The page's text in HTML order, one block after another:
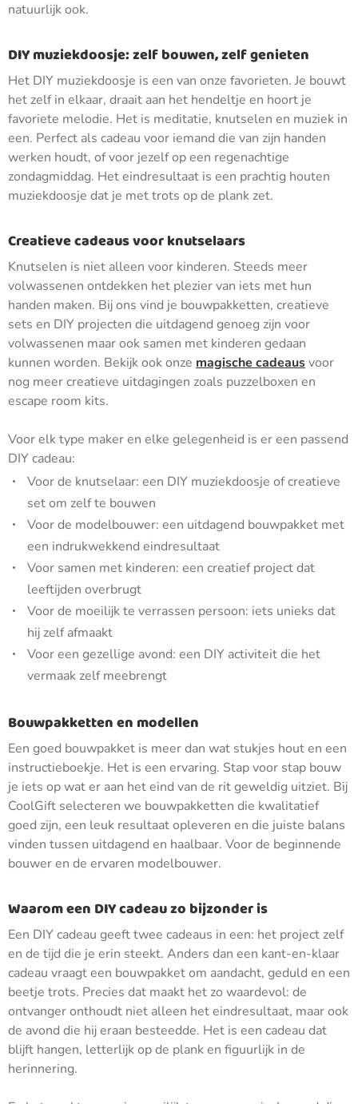
natuurlijk ook.
DIY muziekdoosje: zelf bouwen, zelf genieten
Het DIY muziekdoosje is een van onze favorieten. Je bouwt
het zelf in elkaar, draait aan het hendeltje en hoort je
favoriete melodie. Het is meditatie, knutselen en muziek in
een. Perfect als cadeau voor iemand die van zijn handen
werken houdt, of voor jezelf op een regenachtige
zondagmiddag. Het eindresultaat is een prachtig houten
muziekdoosje dat je met trots op de plank zet.
Creatieve cadeaus voor knutselaars
Knutselen is niet alleen voor kinderen. Steeds meer
volwassenen ontdekken het plezier van iets met hun
handen maken. Bij ons vind je bouwpakketten, creatieve
sets en DIY projecten die uitdagend genoeg zijn voor
volwassenen maar ook samen met kinderen gedaan
kunnen worden. Bekijk ook onze magische cadeausvoor
nog meer creatieve uitdagingen zoals puzzelboxen en
escape room kits.
Voor elk type maker en elke gelegenheid is er een passend
DIY cadeau:
Voor de knutselaar: een DIY muziekdoosje of creatieve
set om zelf te bouwen
Voor de modelbouwer: een uitdagend bouwpakket met
een indrukwekkend eindresultaat
Voor samen met kinderen: een creatief project dat
leeftijden overbrugt
Voor de moeilijk te verrassen persoon: iets unieks dat
hij zelf afmaakt
Voor een gezellige avond: een DIY activiteit die het
vermaak zelf meebrengt
Bouwpakketten en modellen
Een goed bouwpakket is meer dan wat stukjes hout en een
instructieboekje. Het is een ervaring. Stap voor stap bouw
je iets op wat er aan het eind van de rit geweldig uitziet. Bij
CoolGift selecteren we bouwpakketten die kwalitatief
goed zijn, een leuk resultaat opleveren en die juiste balans
vinden tussen uitdagend en haalbaar. Voor de beginnende
bouwer en de ervaren modelbouwer.
Waarom een DIY cadeau zo bijzonder is
Een DIY cadeau geeft twee cadeaus in een: het project zelf
en de tijd die je erin steekt. Anders dan een kant-en-klaar
cadeau vraagt een bouwpakket om aandacht, geduld en een
beetje trots. Precies dat maakt het zo waardevol: de
ontvanger onthoudt niet alleen het eindresultaat, maar ook
de avond die hij eraan besteedde. Het is een cadeau dat
blijft hangen, letterlijk op de plank en figuurlijk in de
herinnering.